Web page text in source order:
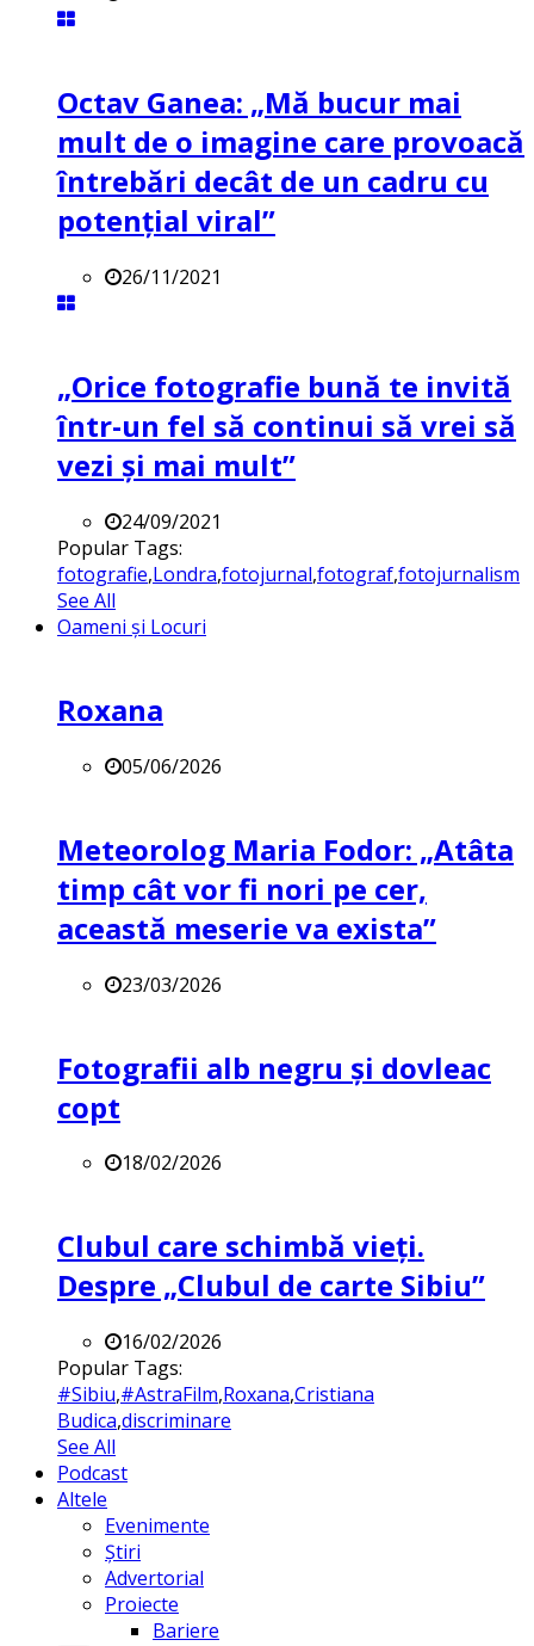
Octav Ganea: „Mă bucur mai
mult de o imagine care provoacă
întrebări decât de un cadru cu
potenţial viral”
26/11/2021
„Orice fotografie bună te invită
într-un fel să continui să vrei să
vezi și mai mult”
24/09/2021
Popular Tags:
fotografie,Londra,fotojurnal,fotograf,fotojurnalism
See All
Oameni și Locuri
Roxana
05/06/2026
Meteorolog Maria Fodor: „Atâta
timp cât vor fi nori pe cer,
această meserie va exista”
23/03/2026
Fotografii alb negru și dovleac
copt
18/02/2026
Clubul care schimbă vieți.
Despre „Clubul de carte Sibiu”
16/02/2026
Popular Tags:
#Sibiu,#AstraFilm,Roxana,Cristiana
Budica,discriminare
See All
Podcast
Altele
Evenimente
Știri
Advertorial
Proiecte
Bariere